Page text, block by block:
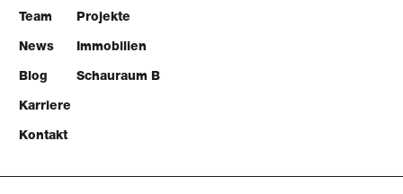
Team
News
Blog
Karriere
Kontakt
Projekte
Immobilien
Schauraum B